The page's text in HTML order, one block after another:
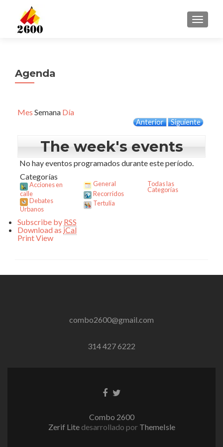
Agenda
Mes Semana Día
Anterior Siguiente
The week's events
No hay eventos programados durante este período.
Categorías
Acciones en
calle
Debates
Urbanos
General
Recorridos
Tertulia
Todas las
Categorías
Subscribe by RSS
Download as iCal
PrintView
combo2600@gmail.com
314 427 6222
EnlaceEnlace
Combo 2600
Zerif Lite desarrollado por ThemeIsle